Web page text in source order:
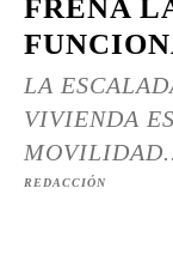
FRENA
LA
VIVIENDA
REDACCIÓN